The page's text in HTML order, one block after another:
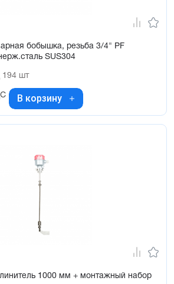
бобышка, резьба 3/4" PF
SUS304
194 шт
В корзину
1000 мм + монтажный набор